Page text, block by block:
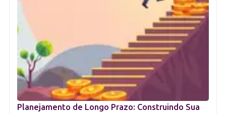
Planejamento de Longo Prazo: Construindo Sua